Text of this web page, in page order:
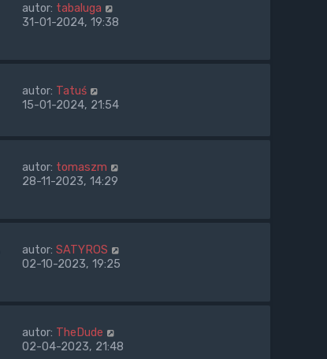
autor: tabaluga
31-01-2024, 19:38
autor: Tatuś
15-01-2024, 21:54
autor: tomaszm
28-11-2023, 14:29
autor: SATYROS
02-10-2023, 19:25
autor: TheDude
02-04-2023, 21:48